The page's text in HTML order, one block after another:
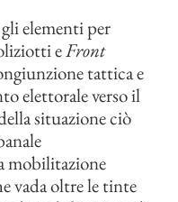
elementi per
eFront
tattica e
elettorale verso il
situazione ciò
mobilitazione
vada oltre le tinte